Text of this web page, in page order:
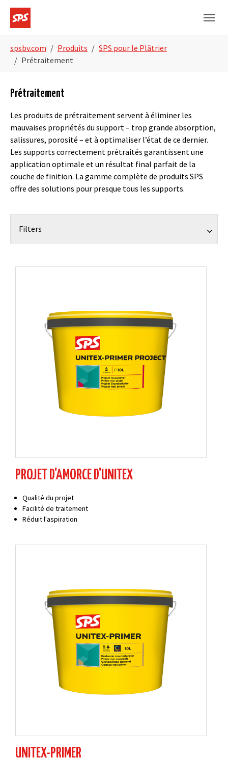
Skip to main navigation
Skip to main content
Skip to page footer
spsbv.com Produits
SPS pour le Plâtrier
Prétraitement
Prétraitement
Les produits de prétraitement servent à éliminer les
mauvaises propriétés du support – trop grande absorption,
salissures, porosité – et à optimaliser l’état de ce dernier.
Les supports correctement prétraités garantissent une
application optimale et un résultat final parfait de la
couche de finition. La gamme complète de produits SPS
offre des solutions pour presque tous les supports.
Filters
PROJET D'AMORCE D'UNITEX
Qualité du projet
Facilité de traitement
Réduit l'aspiration
UNITEX-PRIMER